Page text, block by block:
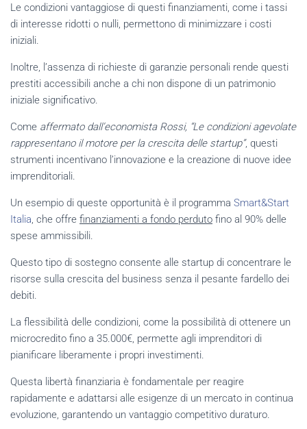
Le condizioni vantaggiose di questi finanziamenti, come i tassi
di interesse ridotti o nulli, permettono di minimizzare i costi
iniziali.
Inoltre, l’assenza di richieste di garanzie personali rende questi
prestiti accessibili anche a chi non dispone di un patrimonio
iniziale significativo.
Come affermato dall’economista Rossi, “Le condizioni agevolate
rappresentano il motore per la crescita delle startup”, questi
strumenti incentivano l’innovazione e la creazione di nuove idee
imprenditoriali.
Un esempio di queste opportunità è il programma Smart&Start
Italia, che offre finanziamenti a fondo perduto fino al 90% delle
spese ammissibili.
Questo tipo di sostegno consente alle startup di concentrare le
risorse sulla crescita del business senza il pesante fardello dei
debiti.
La flessibilità delle condizioni, come la possibilità di ottenere un
microcredito fino a 35.000€, permette agli imprenditori di
pianificare liberamente i propri investimenti.
Questa libertà finanziaria è fondamentale per reagire
rapidamente e adattarsi alle esigenze di un mercato in continua
evoluzione, garantendo un vantaggio competitivo duraturo.